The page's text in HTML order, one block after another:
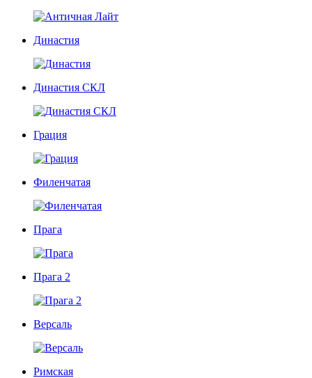
Династия
Династия СКЛ
Грация
Филенчатая
Прага
Прага 2
Версаль
Римская